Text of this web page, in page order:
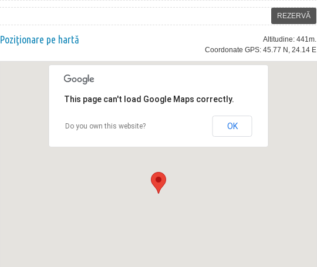
REZERVĂ
Altitudine: 441m.
Coordonate GPS: 45.77 N, 24.14 E
Poziţionare pe hartă
This page can't load Google Maps correctly.
Do you own this website? OK